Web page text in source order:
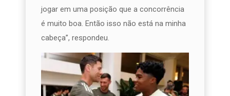
jogar em uma posição que a concorrência
é muito boa. Então isso não está na minha
cabeça”, respondeu.